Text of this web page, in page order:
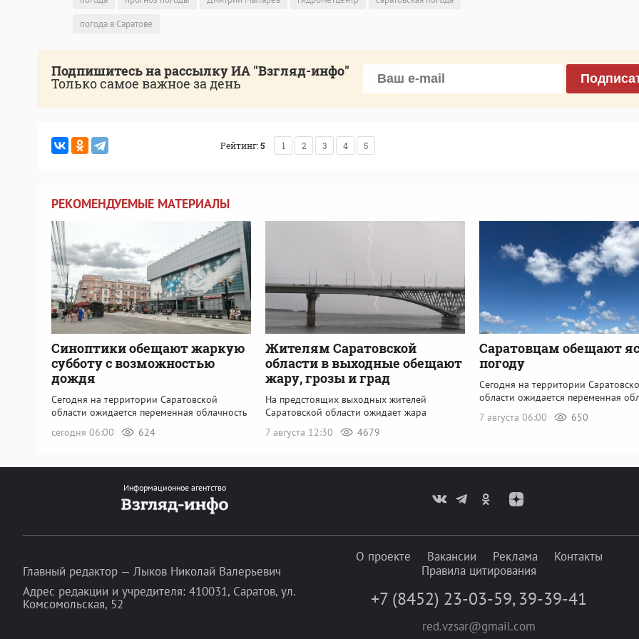
погода в Саратове
Подпишитесь на рассылку ИА "Взгляд-инфо"
Только самое важное за день
Рейтинг:5 1 2 3 4 5
РЕКОМЕНДУЕМЫЕ МАТЕРИАЛЫ
Синоптики обещают жаркую
субботу с возможностью
дождя
Сегодня на территории Саратовской
области ожидается переменная облачность
сегодня 06:00
624
Жителям Саратовской
области в выходные обещают
жару, грозы и град
На предстоящих выходных жителей
Саратовской области ожидает жара
7 августа 12:30
4679
Саратовцам обещают
погоду
Сегодня на территории
области ожидается переменная
7 августа 06:00
650
Информационное агентство
Главный редактор — Лыков Николай Валерьевич
Адрес редакции и учредителя: 410031, Саратов, ул.
Комсомольская, 52
О проекте Вакансии Реклама
Контакты
Правила цитирования
+7 (8452) 23-03-59, 39-39-41
red.vzsar@gmail.com